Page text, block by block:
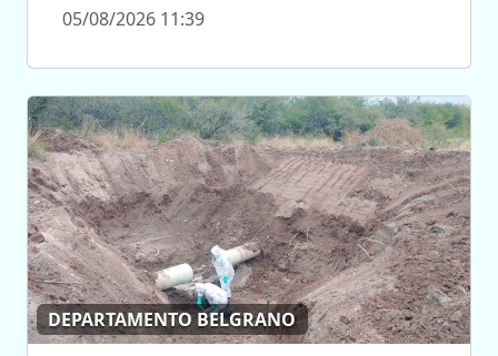
05/08/2026 11:39
DEPARTAMENTO BELGRANO